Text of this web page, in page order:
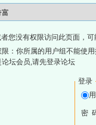
富
您没有权限访问此页面，
限：你所属的用户组不能使
坛会员,请先登录论坛
登录
密